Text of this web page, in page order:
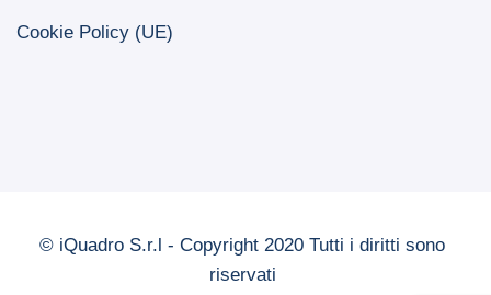
Cookie Policy (UE)
© iQuadro S.r.l - Copyright 2020 Tutti i diritti sono
riservati